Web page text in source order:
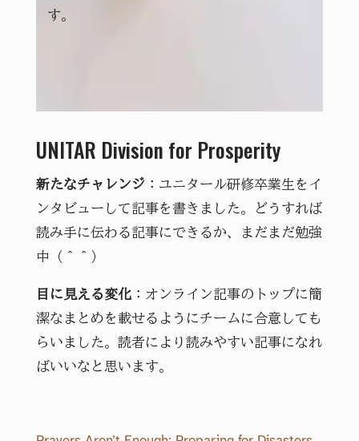
す。
UNITAR Division for Prosperity
新たなチャレンジ：ユニタール研修卒業生をイ
ンタビューして記事を書きました。どうすれば
読み手に伝わる記事にできるか、まだまだ勉強
中（＾＾）
目に見える変化：オンライン記事のトップに簡
潔なまとめを載せるようにチームに合意しても
らいました。読者により読みやすい記事になれ
ばいいなと思います。